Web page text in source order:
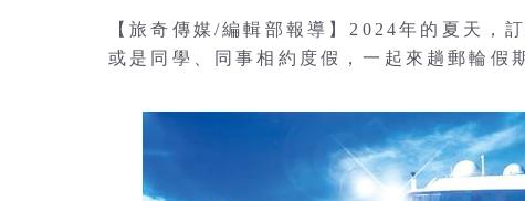
【旅奇傳媒/編輯部報導】2024年的夏天，
或是同學、同事相約度假，一起來趟郵輪假